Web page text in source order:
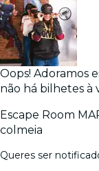
Oops! Adoramos
não há bilhetes à
Escape Room
colmeia
Queres ser